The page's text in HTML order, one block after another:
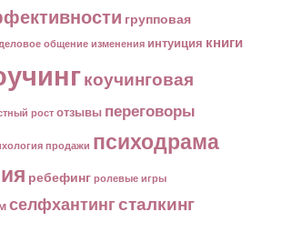
групповая
деловое общение изменения интуиция книги
коучинговая
рост отзывы переговоры
продажи психодрама
ребефинг ролевые игры
селфхантингсталкинг